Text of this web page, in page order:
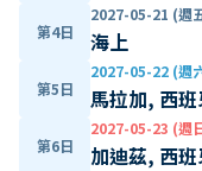
第4日
2027-05-21 (週
海上
第5日
2027-05-22 (週
馬拉加, 西
第6日
2027-05-23 (週
加迪茲, 西